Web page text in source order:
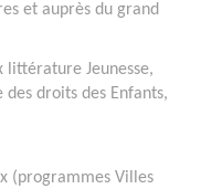
et auprès du grand
Jeunesse,
droits des Enfants,
(programmes Villes